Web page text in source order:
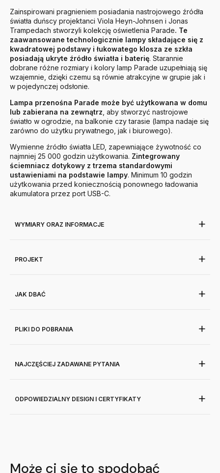
Zainspirowani pragnieniem posiadania nastrojowego źródła
światła duńscy projektanci Viola Heyn-Johnsen i Jonas
Trampedach stworzyli kolekcję oświetlenia Parade. Te
zaawansowane technologicznie lampy składające się z
kwadratowej podstawy i łukowatego klosza ze szkła
posiadają ukryte źródło światła i baterię. Starannie
dobrane różne rozmiary i kolory lamp Parade uzupełniają się
wzajemnie, dzięki czemu są równie atrakcyjne w grupie jak i
w pojedynczej odsłonie.
Lampa przenośna Parade może być użytkowana w domu
lub zabierana na zewnątrz , aby stworzyć nastrojowe
światło w ogrodzie, na balkonie czy tarasie (lampa nadaje się
zarówno do użytku prywatnego, jak i biurowego).
Wymienne źródło światła LED, zapewniające żywotność co
najmniej 25 000 godzin użytkowania. Zintegrowany
ściemniacz dotykowy z trzema standardowymi
ustawieniami na podstawie lampy. Minimum 10 godzin
użytkowania przed koniecznością ponownego ładowania
akumulatora przez port USB-C.
WYMIARY ORAZ INFORMACJE
PROJEKT
JAK DBAĆ
PLIKI DO POBRANIA
NAJCZĘŚCIEJ ZADAWANE PYTANIA
ODPOWIEDZIALNY DESIGN I CERTYFIKATY
Może ci się to spodobać